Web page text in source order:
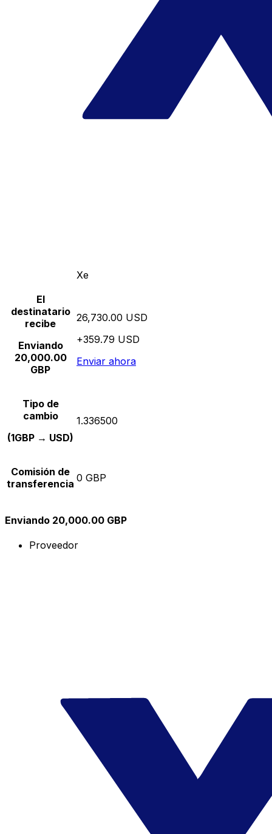
Xe
El
destinatario
recibe
Enviando
20,000.00
GBP
26,730.00 USD
+359.79 USD
Enviar ahora
Tipo de
cambio
(1GBP → USD)
1.336500
Comisión de
transferencia 0 GBP
Enviando 20,000.00 GBP
Proveedor